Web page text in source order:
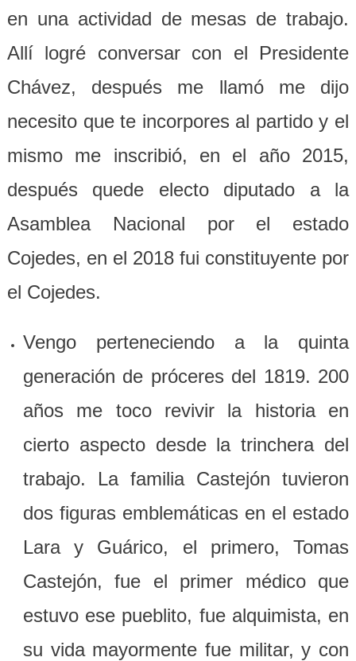
en una actividad de mesas de trabajo.
Allí logré conversar con el Presidente
Chávez, después me llamó me dijo
necesito que te incorpores al partido y el
mismo me inscribió, en el año 2015,
después quede electo diputado a la
Asamblea Nacional por el estado
Cojedes, en el 2018 fui constituyente por
el Cojedes.
Vengo perteneciendo a la quinta
generación de próceres del 1819. 200
años me toco revivir la historia en
cierto aspecto desde la trinchera del
trabajo. La familia Castejón tuvieron
dos figuras emblemáticas en el estado
Lara y Guárico, el primero, Tomas
Castejón, fue el primer médico que
estuvo ese pueblito, fue alquimista, en
su vida mayormente fue militar, y con